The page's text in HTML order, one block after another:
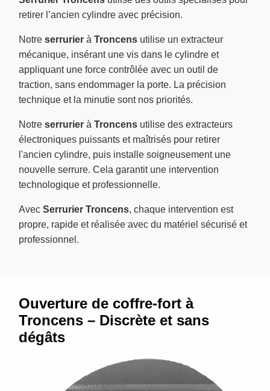
retirer l’ancien cylindre avec précision.
Notre serrurier à Troncens utilise un extracteur
mécanique, insérant une vis dans le cylindre et
appliquant une force contrôlée avec un outil de
traction, sans endommager la porte. La précision
technique et la minutie sont nos priorités.
Notre serrurier à Troncens utilise des extracteurs
électroniques puissants et maîtrisés pour retirer
l'ancien cylindre, puis installe soigneusement une
nouvelle serrure. Cela garantit une intervention
technologique et professionnelle.
Avec Serrurier Troncens, chaque intervention est
propre, rapide et réalisée avec du matériel sécurisé et
professionnel.
Ouverture de coffre-fort à
Troncens – Discrète et sans
dégâts